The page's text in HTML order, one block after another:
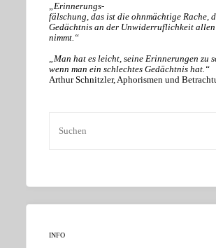
„Erinnerungs-
fälschung, das ist die ohnmächtige Rache,
Gedächtnis an der Unwiderruflichkeit allen
nimmt.“
„Man hat es leicht, seine Erinnerungen zu
wenn man ein schlechtes Gedächtnis hat.“
Arthur Schnitzler, Aphorismen und
INFO